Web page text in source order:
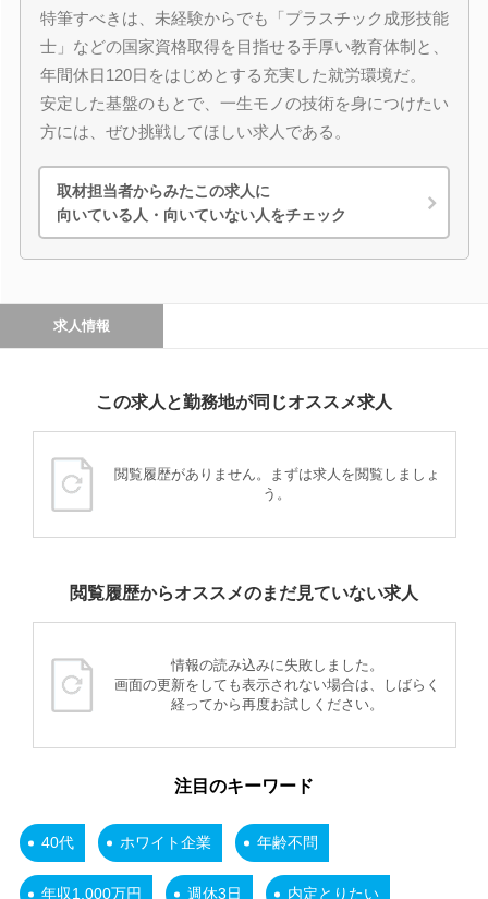
特筆すべきは、未経験からでも「プラスチック成形技能
士」などの国家資格取得を目指せる手厚い教育体制と、
年間休日120日をはじめとする充実した就労環境だ。
安定した基盤のもとで、一生モノの技術を身につけたい
方には、ぜひ挑戦してほしい求人である。
取材担当者からみたこの求人に
向いている人・向いていない人をチェック
求人情報
この求人と勤務地が同じオススメ求人
閲覧履歴がありません。まずは求人を閲覧しましょ
う。
閲覧履歴からオススメのまだ見ていない求人
情報の読み込みに失敗しました。
画面の更新をしても表示されない場合は、しばらく
経ってから再度お試しください。
注目のキーワード
40代 ホワイト企業 年齢不問
年収1,000万円 週休3日 内定とりたい